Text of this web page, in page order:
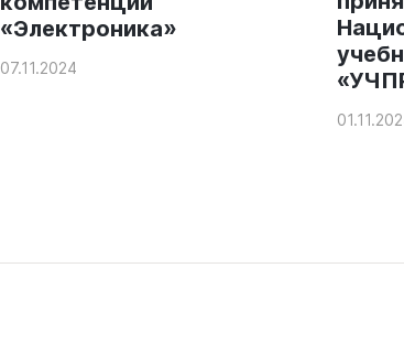
«Электроника»
07.11.2024